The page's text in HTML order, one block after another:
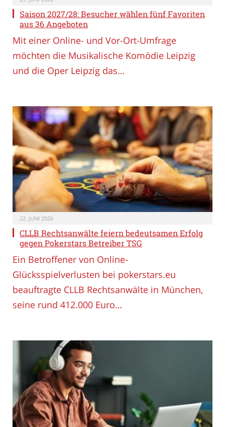
Saison 2027/28: Besucher wählen fünf Favoriten
aus 36 Angeboten
Mit einer Online- und Vor-Ort-Umfrage
möchten die Musikalische Komödie Leipzig
und die Oper Leipzig das…
22. JUNI 2026
CLLB Rechtsanwälte feiern bedeutsamen Erfolg
gegen Pokerstars Betreiber TSG
Ein Betroffener von Online-
Glücksspielverlusten bei pokerstars.eu
beauftragte CLLB Rechtsanwälte in München,
seine rund 412.000 Euro…